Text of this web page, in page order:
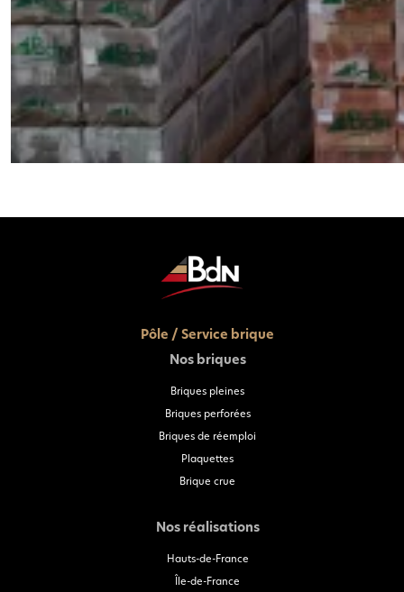
Pôle / Service brique
Nos briques
Briques pleines
Briques perforées
Briques de réemploi
Plaquettes
Brique crue
Nos réalisations
Hauts-de-France
Île-de-France